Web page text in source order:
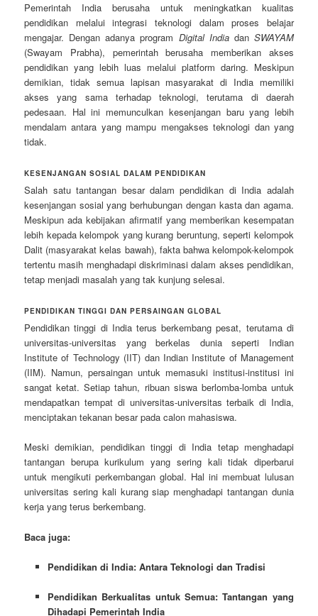
Pemerintah India berusaha untuk meningkatkan kualitas
pendidikan melalui integrasi teknologi dalam proses belajar
mengajar. Dengan adanya program Digital Indiadan SWAYAM
(Swayam Prabha), pemerintah berusaha memberikan akses
pendidikan yang lebih luas melalui platform daring. Meskipun
demikian, tidak semua lapisan masyarakat di India memiliki
akses yang sama terhadap teknologi, terutama di daerah
pedesaan. Hal ini memunculkan kesenjangan baru yang lebih
mendalam antara yang mampu mengakses teknologi dan yang
tidak.
KESENJANGAN SOSIAL DALAM PENDIDIKAN
Salah satu tantangan besar dalam pendidikan di India adalah
kesenjangan sosial yang berhubungan dengan kasta dan agama.
Meskipun ada kebijakan afirmatif yang memberikan kesempatan
lebih kepada kelompok yang kurang beruntung, seperti kelompok
Dalit (masyarakat kelas bawah), fakta bahwa kelompok-kelompok
tertentu masih menghadapi diskriminasi dalam akses pendidikan,
tetap menjadi masalah yang tak kunjung selesai.
PENDIDIKAN TINGGI DAN PERSAINGAN GLOBAL
Pendidikan tinggi di India terus berkembang pesat, terutama di
universitas-universitas yang berkelas dunia seperti Indian
Institute of Technology (IIT) dan Indian Institute of Management
(IIM). Namun, persaingan untuk memasuki institusi-institusi ini
sangat ketat. Setiap tahun, ribuan siswa berlomba-lomba untuk
mendapatkan tempat di universitas-universitas terbaik di India,
menciptakan tekanan besar pada calon mahasiswa.
Meski demikian, pendidikan tinggi di India tetap menghadapi
tantangan berupa kurikulum yang sering kali tidak diperbarui
untuk mengikuti perkembangan global. Hal ini membuat lulusan
universitas sering kali kurang siap menghadapi tantangan dunia
kerja yang terus berkembang.
Baca juga:
Pendidikan di India: Antara Teknologi dan Tradisi
Pendidikan Berkualitas untuk Semua: Tantangan yang
Dihadapi Pemerintah India